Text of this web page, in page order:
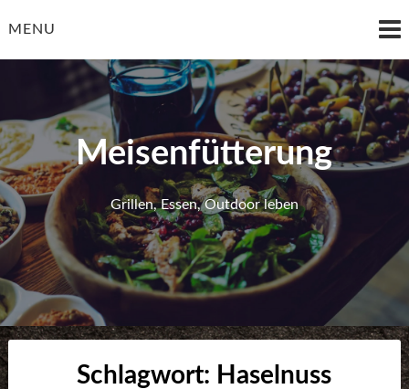
toMENU
Meisenfütterung
Grillen, Essen, Outdoor leben
Schlagwort: Haselnuss